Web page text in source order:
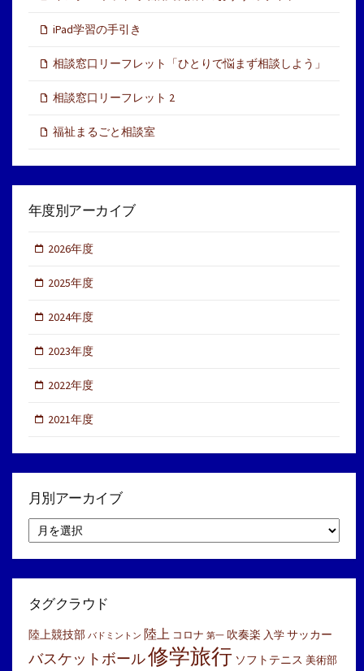
iPad学習の手引き
相談窓口リーフレット「ひとりで悩まず相談しよう」
相談窓口リーフレット 2
福祉まるごと相談室
年度別アーカイブ
2026年度
2025年度
2024年度
2023年度
2022年度
2021年度
月別アーカイブ
別
ア
イ
タグクラウド
陸上競技部 バドミントン 陸上 コロナ 第一 吹奏楽 入学 サッカー
バスケットボール修学旅行 ソフトテニス 美術部